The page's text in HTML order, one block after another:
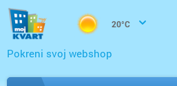
20°C
Pokreni svoj webshop